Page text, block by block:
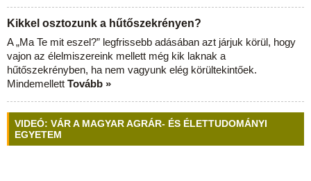
Kikkel osztozunk a hűtőszekrényen?
A „Ma Te mit eszel?” legfrissebb adásában azt járjuk körül, hogy
vajon az élelmiszereink mellett még kik laknak a
hűtőszekrényben, ha nem vagyunk elég körültekintőek.
Mindemellett Tovább »
VIDEÓ: VÁR A MAGYAR AGRÁR- ÉS ÉLETTUDOMÁNYI
EGYETEM